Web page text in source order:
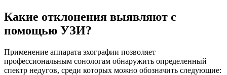
Какие отклонения выявляют с
помощью УЗИ?
Применение аппарата эхографии позволяет
профессиональным сонологам обнаружить определенный
спектр недугов, среди которых можно обозначить следующие: